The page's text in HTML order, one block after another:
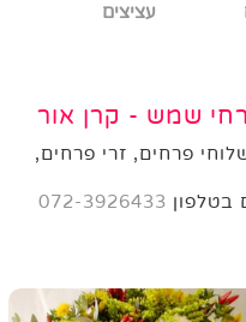
עציצים
שמש - קרן אור
פרחים, זרי פרחים,
בטלפון 072-3926433